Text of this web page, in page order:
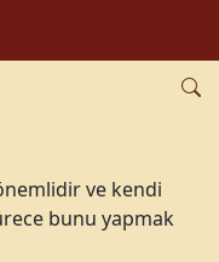
ve kendi
bunu yapmak